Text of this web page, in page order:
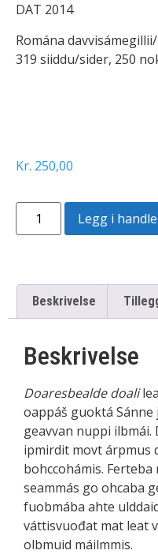
DAT 2014
Romána
319 siiddu/sider, 250
Kr 250,00
Legg i
Beskrivelse
Beskrivelse
Doaresbealde doali
oappáš guoktá
geavvan nuppi ilbmái.
ipmirdit movt árpmus
bohccohámis.
seammás go ohcaba
fuobmába ahte
váttisvuođat mat leat
olbmuid máilmmis.